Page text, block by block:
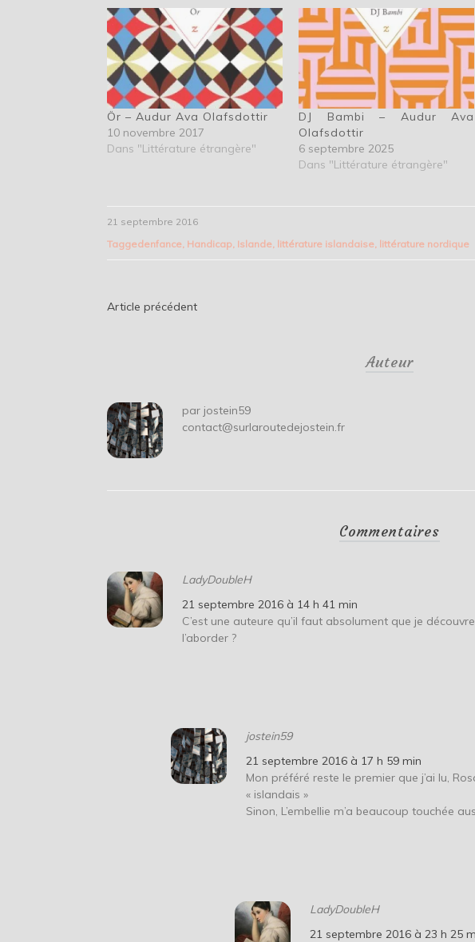
Ör – Audur Ava Olafsdottir
10 novembre 2017
Dans "Littérature étrangère"
DJ Bambi – Audur Ava
Olafsdottir
6 septembre 2025
Dans "Littérature étrangère"
21 septembre 2016
Taggedenfance, Handicap, Islande, littérature islandaise, littérature nordique
Navigation
Article précédent
Auteur
par jostein59
contact@surlaroutedejostein.fr
Commentaires
LadyDoubleH
21 septembre 2016 à 14 h 41 min
C’est une auteure qu’il faut absolument que je
l’aborder ?
jostein59
21 septembre 2016 à 17 h 59 min
Mon préféré reste le premier que j’ai lu,
« islandais »
Sinon, L’embellie m’a beaucoup touchée
LadyDoubleH
21 septembre 2016 à 23 h 25